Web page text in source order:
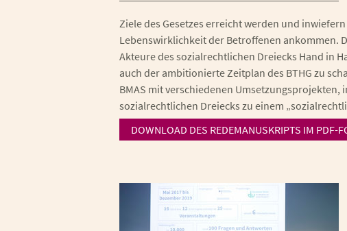
Ziele des Gesetzes erreicht werden und
Lebenswirklichkeit der Betroffenen ankommen.
Akteure des sozialrechtlichen Dreiecks Hand in
auch der ambitionierte Zeitplan des BTHG zu
BMAS mit verschiedenen Umsetzungsprojekten,
sozialrechtlichen Dreiecks zu einem
DOWNLOAD DES REDEMANUSKRIPTS IM PDF-